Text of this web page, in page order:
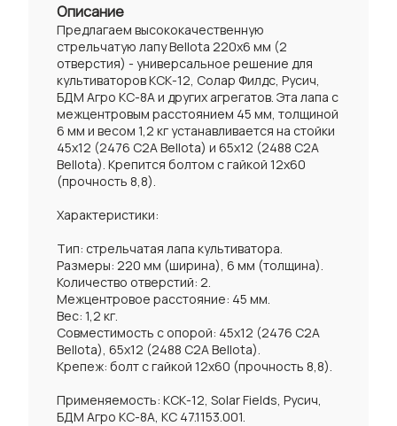
Описание
Предлагаем высококачественную
стрельчатую лапу Bellota 220x6 мм (2
отверстия) - универсальное решение для
культиваторов КСК-12, Солар Филдс, Русич,
БДМ Агро КС-8А и других агрегатов. Эта лапа с
межцентровым расстоянием 45 мм, толщиной
6 мм и весом 1,2 кг устанавливается на стойки
45x12 (2476 C2A Bellota) и 65x12 (2488 C2A
Bellota). Крепится болтом с гайкой 12x60
(прочность 8,8).
Характеристики:
Тип: стрельчатая лапа культиватора.
Размеры: 220 мм (ширина), 6 мм (толщина).
Количество отверстий: 2.
Межцентровое расстояние: 45 мм.
Вес: 1,2 кг.
Совместимость с опорой: 45x12 (2476 C2A
Bellota), 65x12 (2488 C2A Bellota).
Крепеж: болт с гайкой 12x60 (прочность 8,8).
Применяемость: КСК-12, Solar Fields, Русич,
БДМ Агро КС-8А, КС 47.1153.001.